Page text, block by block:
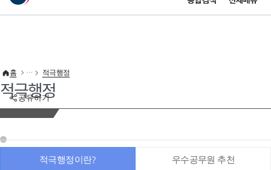
이 누리집은 대한민국 공식 전자정부 누리집입니다.
공유하기
홈 적극행정
적극행정
적극행정이란? 우수공무원 추천